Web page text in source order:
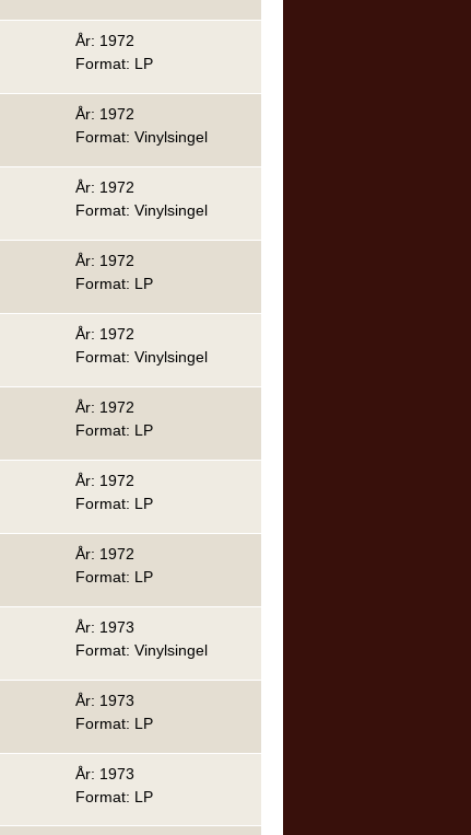
År: 1972
Format: LP
År: 1972
Format: Vinylsingel
År: 1972
Format: Vinylsingel
År: 1972
Format: LP
År: 1972
Format: Vinylsingel
År: 1972
Format: LP
År: 1972
Format: LP
År: 1972
Format: LP
År: 1973
Format: Vinylsingel
År: 1973
Format: LP
År: 1973
Format: LP